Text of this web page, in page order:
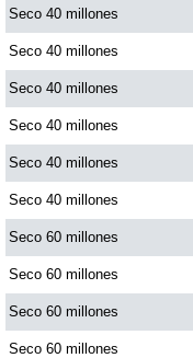
Seco 40 millones
Seco 40 millones
Seco 40 millones
Seco 40 millones
Seco 40 millones
Seco 40 millones
Seco 60 millones
Seco 60 millones
Seco 60 millones
Seco 60 millones